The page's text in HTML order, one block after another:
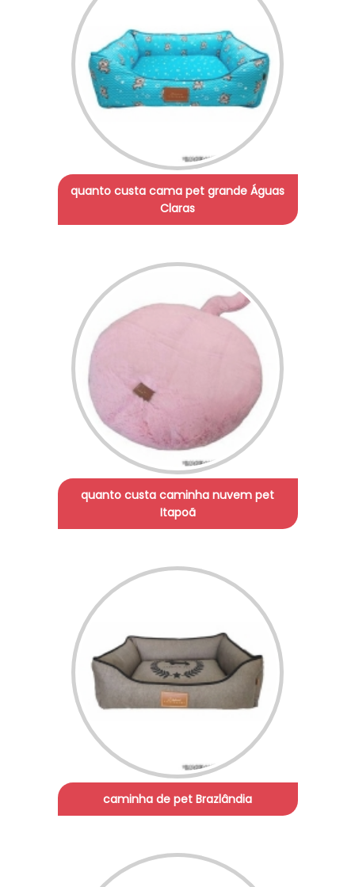
quanto custa cama pet grande Águas
Claras
quanto custa caminha nuvem pet
Itapoã
caminha de pet Brazlândia